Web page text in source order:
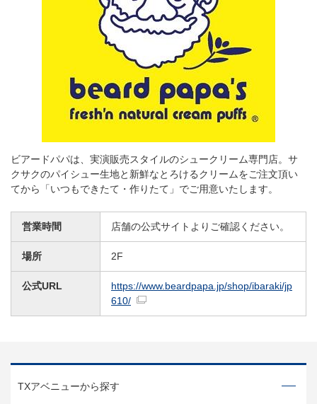
ビアードパパは、実演販売スタイルのシュークリーム専門店。サ
クサクのパイシュー生地と新鮮なとろけるクリームをご注文頂い
てから「いつもできたて・作りたて」でご用意いたします。
営業時間 店舗の公式サイトよりご確認ください。
場所 2F
公式URL
https://www.beardpapa.jp/shop/ibaraki/jp
610/
TXアベニューから探す